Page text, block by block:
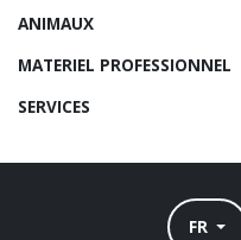
ANIMAUX
MATERIEL PROFESSIONNEL
SERVICES
FR